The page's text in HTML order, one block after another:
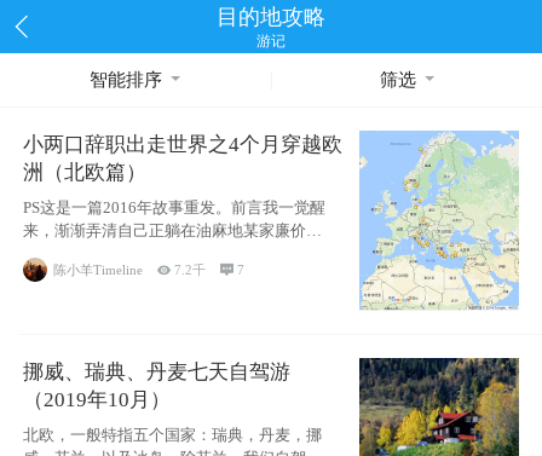
目的地攻略
游记
智能排序 筛选
小两口辞职出走世界之4个月穿越欧
洲（北欧篇）
PS这是一篇2016年故事重发。前言我一觉醒
来，渐渐弄清自己正躺在油麻地某家廉价宾
馆
陈小羊Timeline 7.2千 7
挪威、瑞典、丹麦七天自驾游
（2019年10月）
北欧，一般特指五个国家：瑞典，丹麦，挪